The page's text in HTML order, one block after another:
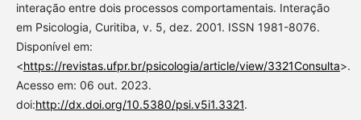
interação entre dois processos comportamentais. Interação
em Psicologia, Curitiba, v. 5, dez. 2001. ISSN 1981-8076.
Disponível em:
<https://revistas.ufpr.br/psicologia/article/view/3321Consulta>.
Acesso em: 06 out. 2023.
doi:http://dx.doi.org/10.5380/psi.v5i1.3321.